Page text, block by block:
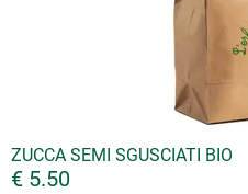
ZUCCA SEMI SGUSCIATI BIO
€ 5.50